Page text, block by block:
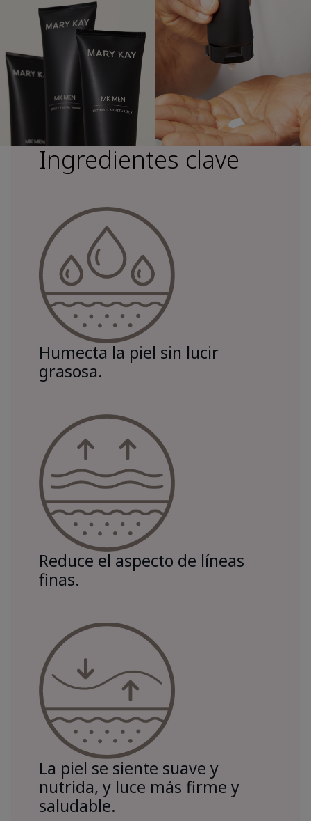
Ingredientes clave
Humecta la piel sin lucir
grasosa.
Reduce el aspecto de líneas
finas.
La piel se siente suave y
nutrida, y luce más firme y
saludable.